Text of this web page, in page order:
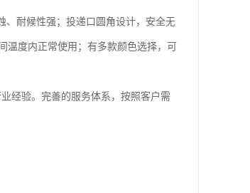
、耐候性强；投递口圆角设计，安全无
度内正常使用；有多款颜色选择，可
经验。完善的服务体系，按照客户需